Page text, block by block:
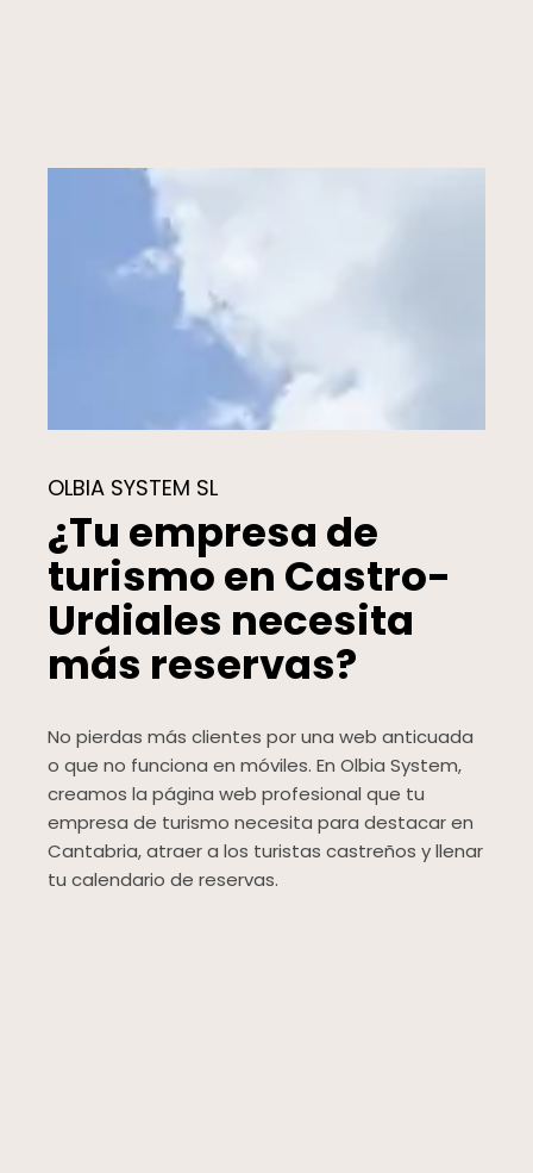
OLBIA SYSTEM SL
¿Tu empresa de
turismo en Castro-
Urdiales necesita
más reservas?
No pierdas más clientes por una web anticuada
o que no funciona en móviles. En Olbia System,
creamos la página web profesional que tu
empresa de turismo necesita para destacar en
Cantabria, atraer a los turistas castreños y llenar
tu calendario de reservas.